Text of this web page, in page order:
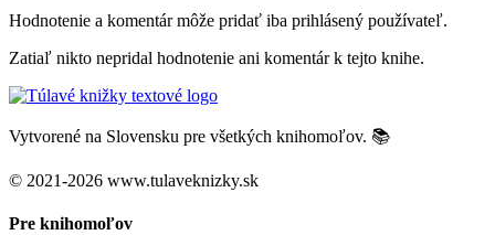
Hodnotenie a komentár môže pridať iba prihlásený používateľ.
Zatiaľ nikto nepridal hodnotenie ani komentár k tejto knihe.
Vytvorené na Slovensku pre všetkých knihomoľov. 📚
© 2021-2026 www.tulaveknizky.sk
Pre knihomoľov